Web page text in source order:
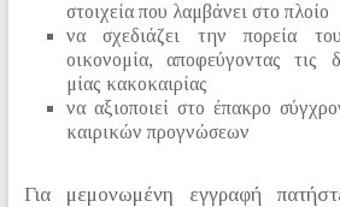
στοιχεία που λαμβάνει στο πλοίο
να σχεδιάζει την πορεία
οικονομία, αποφεύγοντας τις
μίας κακοκαιρίας
να αξιοποιεί στο έπακρο
καιρικών προγνώσεων
Για μεμονωμένη εγγραφή